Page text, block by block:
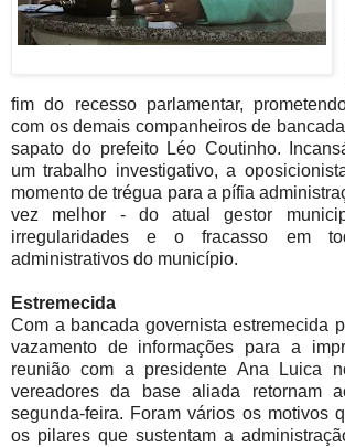
fim do recesso parlamentar,
com os demais companheiros de
sapato do prefeito Léo Coutinho.
um trabalho investigativo, a
momento de trégua para a pífia
vez melhor - do atual gestor
irregularidades e o fracasso em
administrativos do município.
Estremecida
Com a bancada governista estremecida
vazamento de informações para a
reunião com a presidente Ana Luica
vereadores da base aliada retornam
segunda-feira. Foram vários os motivos
os pilares que sustentam a